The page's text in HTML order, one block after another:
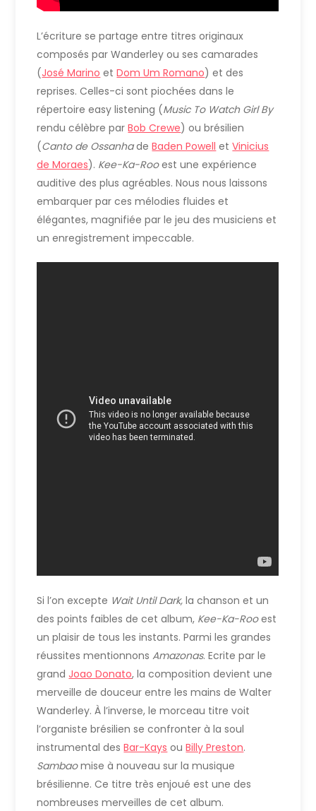
L’écriture se partage entre titres originaux
composés par Wanderley ou ses camarades
(José Marino etDom Um Romano) et des
reprises. Celles-ci sont piochées dans le
répertoire easy listening (Music To Watch Girl By
rendu célèbre parBob Crewe) ou brésilien
(Canto de OssanhadeBaden Powell etVinicius
de Moraes). Kee-Ka-Rooest une expérience
auditive des plus agréables. Nous nous laissons
embarquer par ces mélodies fluides et
élégantes, magnifiée par le jeu des musiciens et
un enregistrement impeccable.
Si l’on excepte Wait Until Dark,la chanson et un
des points faibles de cet album, Kee-Ka-Rooest
un plaisir de tous les instants. Parmi les grandes
réussites mentionnonsAmazonas. Ecrite par le
grandJoao Donato, la composition devient une
merveille de douceur entre les mains de Walter
Wanderley. À l’inverse, le morceau titre voit
l’organiste brésilien se confronter à la soul
instrumental desBar-Kays ouBilly Preston.
Sambaomise à nouveau sur la musique
brésilienne. Ce titre très enjoué est une des
nombreuses merveilles de cet album.